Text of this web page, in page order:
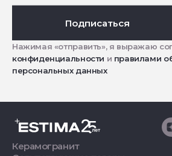
Подписаться
Нажимая «отправить», я выражаю
конфиденциальности и правилами
персональных данных
Керамогранит